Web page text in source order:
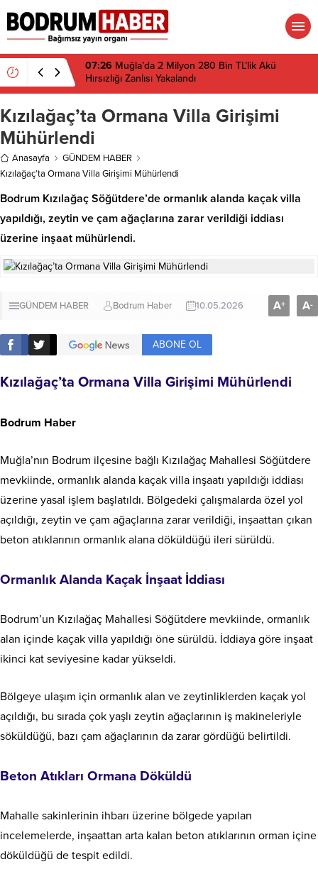
07:26 Muğla’da 2 Milyon 280 Bin TL’lik Akü
Hırsızlığı Zanlısı Yakalandı
Kızılağaç’ta Ormana Villa Girişimi
Mühürlendi
Anasayfa
GÜNDEM HABER
Kızılağaç’ta Ormana Villa Girişimi Mühürlendi
Bodrum Kızılağaç Söğütdere’de ormanlık alanda kaçak villa
yapıldığı, zeytin ve çam ağaçlarına zarar verildiği iddiası
üzerine inşaat mühürlendi.
GÜNDEM HABER Bodrum Haber 10.05.2026 A+ A-
ABONE OL
Kızılağaç’ta Ormana Villa Girişimi Mühürlendi
Bodrum Haber
Muğla’nın Bodrum ilçesine bağlı Kızılağaç Mahallesi Söğütdere
mevkiinde, ormanlık alanda kaçak villa inşaatı yapıldığı iddiası
üzerine yasal işlem başlatıldı. Bölgedeki çalışmalarda özel yol
açıldığı, zeytin ve çam ağaçlarına zarar verildiği, inşaattan çıkan
beton atıklarının ormanlık alana döküldüğü ileri sürüldü.
Ormanlık Alanda Kaçak İnşaat İddiası
Bodrum’un Kızılağaç Mahallesi Söğütdere mevkiinde, ormanlık
alan içinde kaçak villa yapıldığı öne sürüldü. İddiaya göre inşaat
ikinci kat seviyesine kadar yükseldi.
Bölgeye ulaşım için ormanlık alan ve zeytinliklerden kaçak yol
açıldığı, bu sırada çok yaşlı zeytin ağaçlarının iş makineleriyle
söküldüğü, bazı çam ağaçlarının da zarar gördüğü belirtildi.
Beton Atıkları Ormana Döküldü
Mahalle sakinlerinin ihbarı üzerine bölgede yapılan
incelemelerde, inşaattan arta kalan beton atıklarının orman içine
döküldüğü de tespit edildi.